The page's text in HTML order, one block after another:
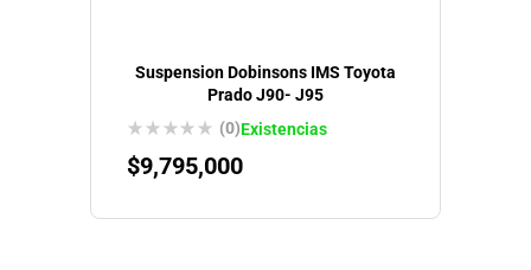
Suspension Dobinsons IMS Toyota
Prado J90- J95
(0)Existencias
$9,795,000